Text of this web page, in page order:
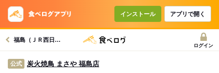
インストール アプリで開く
福島（ＪＲ西日本）駅グルメへ
ログイン
公式 炭火焼鳥 まさや 福島店